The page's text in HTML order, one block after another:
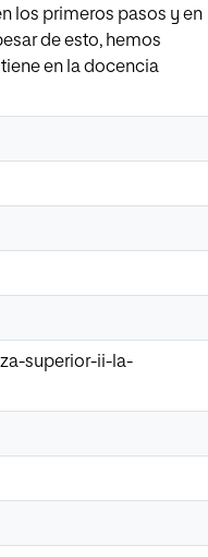
los primeros pasos y en
de esto, hemos
en la docencia
superior-ii-la-